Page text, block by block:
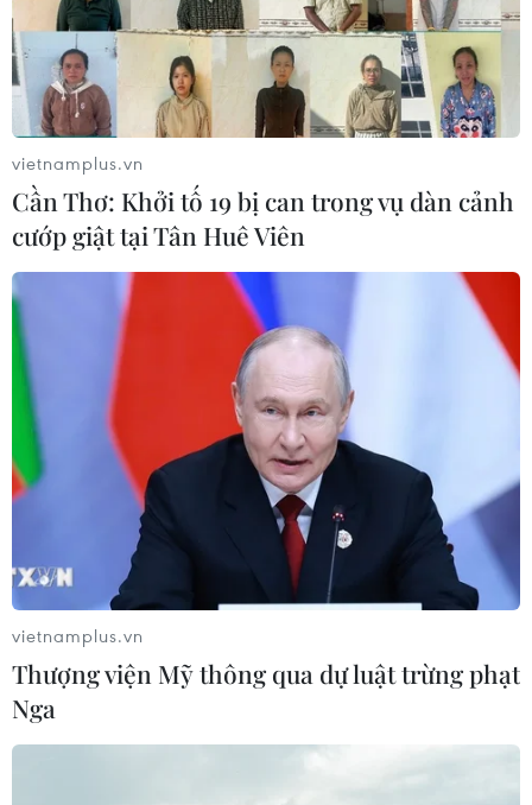
vietnamplus.vn
Cần Thơ: Khởi tố 19 bị can trong vụ dàn cảnh
cướp giật tại Tân Huê Viên
vietnamplus.vn
Thượng viện Mỹ thông qua dự luật trừng phạt
Nga